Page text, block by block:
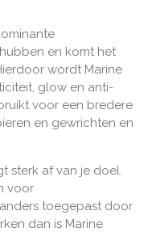
en komt het
wordt Marine
glow en anti-
voor een bredere
en gewrichten en
sterk af van je doel.
voor
toegepast door
dan is Marine